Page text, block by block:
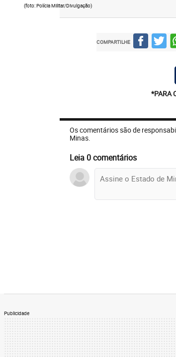
(foto: Polícia Militar/Divulgação)
COMPARTILHE
*PARA
Os comentários são de
Minas.
Leia 0 comentários
Publicidade